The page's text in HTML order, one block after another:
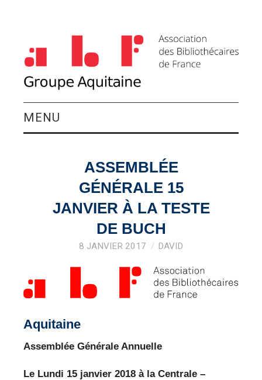
MENU
ACTIVITÉS DU
GROUPE
VEILLE PRO
RESSOURCES
OFFRES D’EMPLOIS
ASSEMBLÉE
GÉNÉRALE 15
JANVIER À LA TESTE
DE BUCH
8 JANVIER 2017 DAVID
Aquitaine
Assemblée Générale Annuelle
Le Lundi 15 janvier 2018 à la Centrale –